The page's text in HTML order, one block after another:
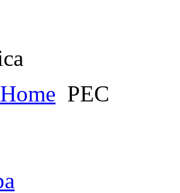
Home PEC